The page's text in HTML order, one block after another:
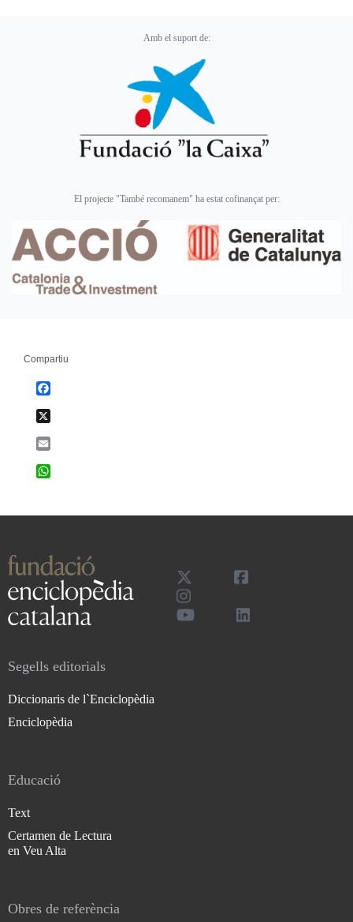
Amb el suport de:
El projecte "També recomanem" ha estat cofinançat per:
Compartiu
Segells editorials
Diccionaris de l`Enciclopèdia
Enciclopèdia
Educació
Text
Certamen de Lectura
en Veu Alta
Obres de referència